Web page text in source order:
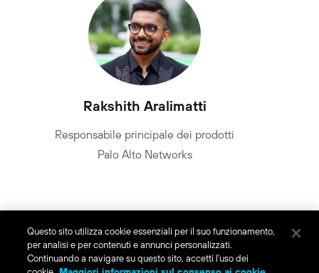
Rakshith Aralimatti
Responsabile principale dei prodotti
Palo Alto Networks
Questo sito utilizza cookie essenziali per il suo funzionamento,
per analisi e per contenuti e annunci personalizzati.
Continuando a navigare su questo sito, accetti l'uso dei